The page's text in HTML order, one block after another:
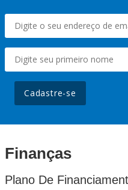
Cadastre-se
Finanças
Plano De